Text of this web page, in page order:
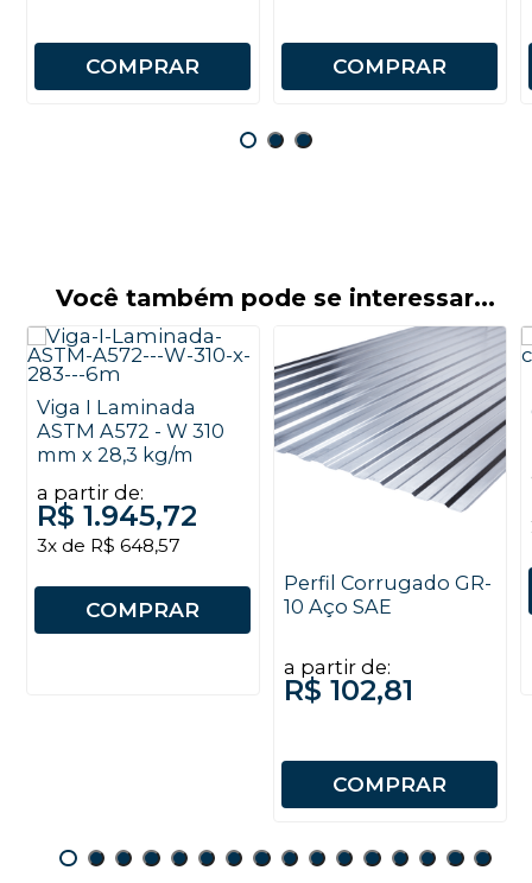
COMPRAR COMPRAR
Você também pode se interessar...
Viga I Laminada
ASTM A572 - W 310
mm x 28,3 kg/m
a partir de:
R$ 1.945,72
3x de R$ 648,57
COMPRAR
Perfil Corrugado GR-
10 Aço SAE
a partir de:
R$ 102,81
COMPRAR